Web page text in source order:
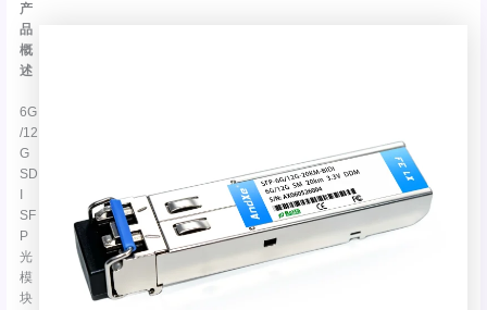
产
品
概
述
6G
/12
G
SD
SF
P
光
模
块